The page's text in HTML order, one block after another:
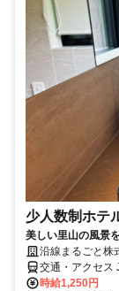
少人数制ホテ
美しい里山の風景
沿線まるごと株
交通・アクセス
巣」駅 徒歩約20
時給1,250円